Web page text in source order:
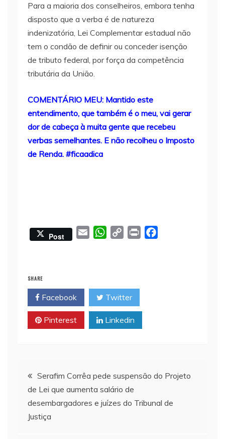
Para a maioria dos conselheiros, embora tenha
disposto que a verba é de natureza
indenizatória, Lei Complementar estadual não
tem o condão de definir ou conceder isenção
de tributo federal, por força da competência
tributária da União.
COMENTÁRIO MEU: Mantido este
entendimento, que também é o meu, vai gerar
dor de cabeça à muita gente que recebeu
verbas semelhantes. E não recolheu o Imposto
de Renda. #ficaadica
Post
W
A
p
p
i
n
k
SHARE
Facebook Twitter
Pinterest Linkedin
Navegação
de
Post
Serafim Corrêa pede suspensão do Projeto
de Lei que aumenta salário de
desembargadores e juízes do Tribunal de
Justiça